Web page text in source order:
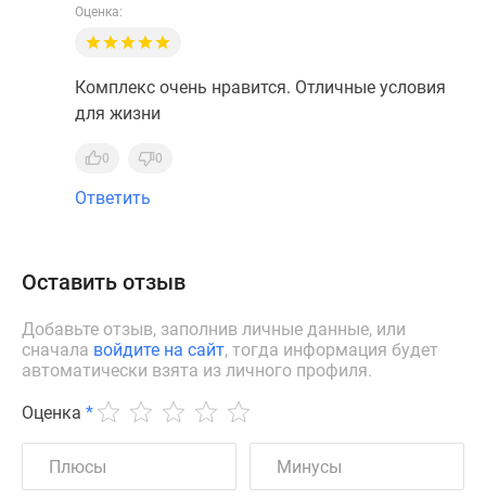
Оценка:
Комплекс очень нравится. Отличные условия
для жизни
0 0
Ответить
Оставить отзыв
Добавьте отзыв, заполнив личные данные, или
сначала войдите на сайт, тогда информация будет
автоматически взята из личного профиля.
Оценка *